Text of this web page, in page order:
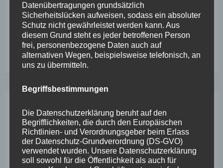
öffentlich-rechtlichen Fernsehen zu sehen war. „Die
Antwort
Abgeordneter
Wefelscheid
über
Nicht-
Übertragung
von
„Rhein
Weiterlesen
Sep.
3
2025
Datenübertragungen grundsätzlich
Sicherheitslücken aufweisen, sodass ein absoluter
Schutz nicht gewährleistet werden kann. Aus
diesem Grund steht es jeder betroffenen Person
frei, personenbezogene Daten auch auf
alternativen Wegen, beispielsweise telefonisch, an
uns zu übermitteln.
Begriffsbestimmungen
Die Datenschutzerklärung beruht auf den
Begrifflichkeiten, die durch den Europäischen
Richtlinien- und Verordnungsgeber beim Erlass
der Datenschutz-Grundverordnung (DS-GVO)
verwendet wurden. Unsere Datenschutzerklärung
soll sowohl für die Öffentlichkeit als auch für